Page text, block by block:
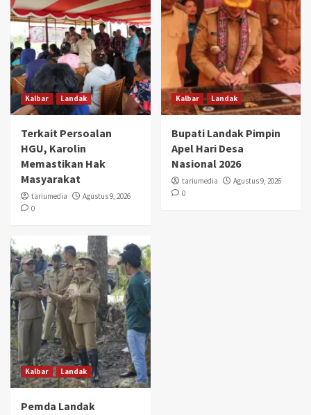
Kalbar Landak
Terkait Persoalan
HGU, Karolin
Memastikan Hak
Masyarakat
tariumedia
Agustus 9, 2026
0
Kalbar Landak
Bupati Landak Pimpin
Apel Hari Desa
Nasional 2026
tariumedia
Agustus 9, 2026
0
Kalbar Landak
Pemda Landak